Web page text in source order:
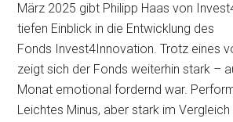
März 2025 gibt Philipp Haas von
tiefen Einblick in die Entwicklung des
Fonds Invest4Innovation. Trotz eines
zeigt sich der Fonds weiterhin stark –
Monat emotional fordernd war.
Leichtes Minus, aber stark im Vergleich